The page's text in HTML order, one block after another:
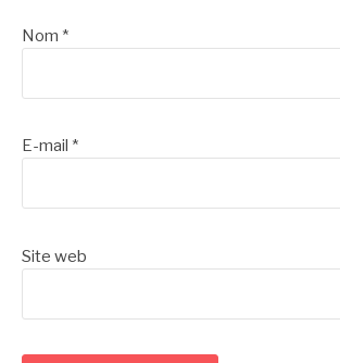
Nom *
E-mail *
Site web